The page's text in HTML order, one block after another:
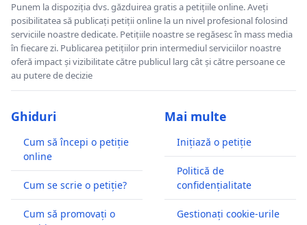
Punem la dispoziția dvs. găzduirea gratis a petițiile online. Aveți
posibilitatea să publicați petiții online la un nivel profesional folosind
serviciile noastre dedicate. Petițiile noastre se regăsesc în mass media
în fiecare zi. Publicarea petițiilor prin intermediul serviciilor noastre
oferă impact și vizibilitate către publicul larg cât și către persoane ce
au putere de decizie
Ghiduri
Cum să începi o petiție
online
Cum se scrie o petiție?
Cum să promovați o
Mai multe
Inițiază o petiție
Politică de
confidențialitate
Gestionați cookie-urile